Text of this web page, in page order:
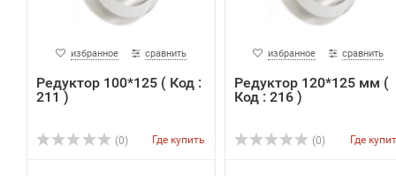
избранное сравнить
Редуктор 100*125 ( Код :
211 )
(0) Где купить
избранное сравнить
Редуктор 120*125 мм (
Код : 216 )
(0) Где